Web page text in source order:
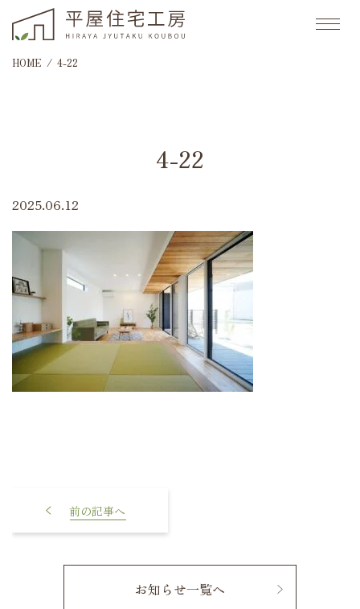
HOME 4-22
4-22
2025.06.12
7/19(土)・20(日)開催！小上が
り畳×中庭×家事ラク動線の
お知らせ一覧へ